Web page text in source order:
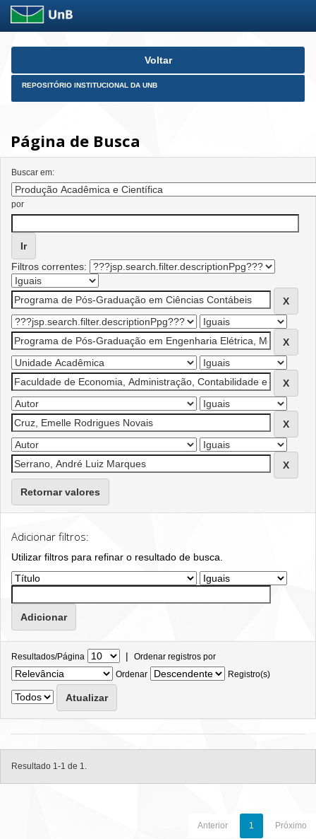
Skip
Voltar
REPOSITÓRIO INSTITUCIONAL DA UNB
Página de Busca
Buscar em:
por
Filtros correntes:
Retornar valores
Adicionar filtros:
Utilizar filtros para refinar o resultado de busca.
Resultados/Página | Ordenar registros por
Ordenar
Registro(s)
Resultado 1-1 de 1.
Anterior 1 Próximo